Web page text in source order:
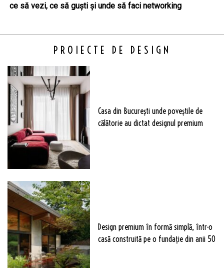
ce să vezi, ce să guști și unde să faci networking
PROIECTE DE DESIGN
Casa din București unde poveștile de
călătorie au dictat designul premium
Design premium în formă simplă, într-o
casă construită pe o fundație din anii 50